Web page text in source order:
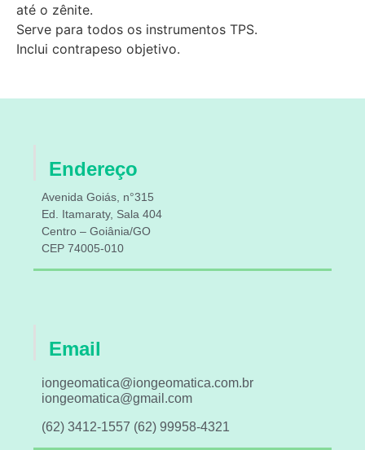
até o zênite.
Serve para todos os instrumentos TPS.
Inclui contrapeso objetivo.
Endereço
Avenida Goiás, n°315
Ed. Itamaraty, Sala 404
Centro – Goiânia/GO
CEP 74005-010
Email
iongeomatica@iongeomatica.com.br
iongeomatica@gmail.com
(62) 3412-1557 (62) 99958-4321